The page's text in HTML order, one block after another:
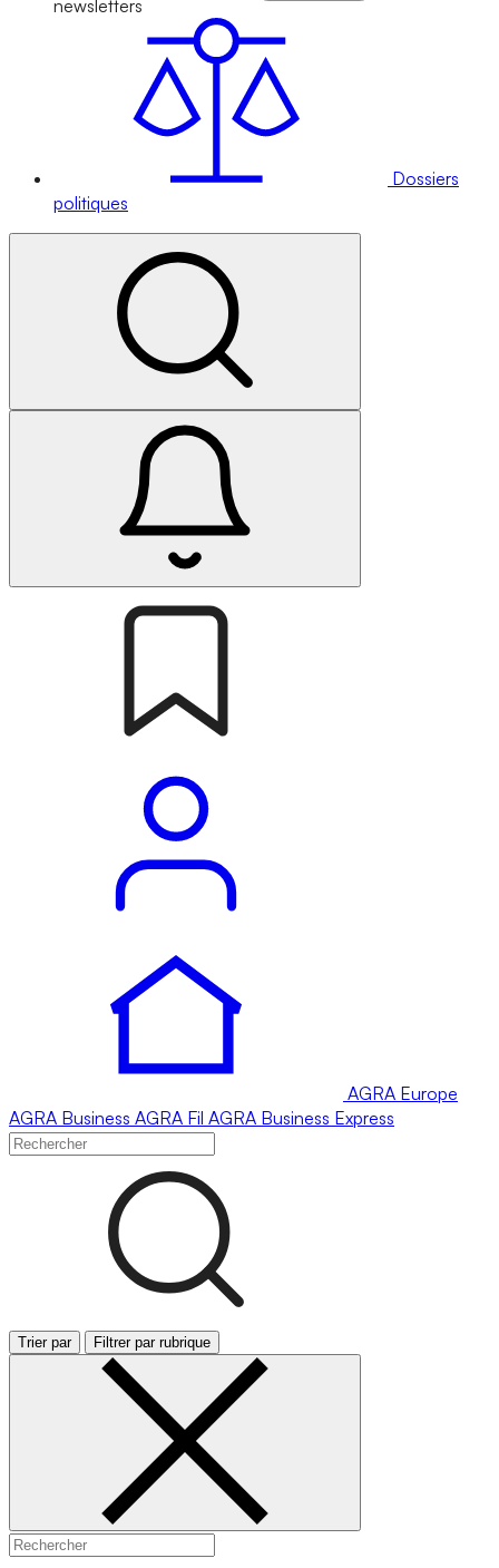
newsletters
Dossiers
politiques
AGRA Europe
AGRA Business AGRA Fil AGRA Business Express
Trier par Filtrer par rubrique